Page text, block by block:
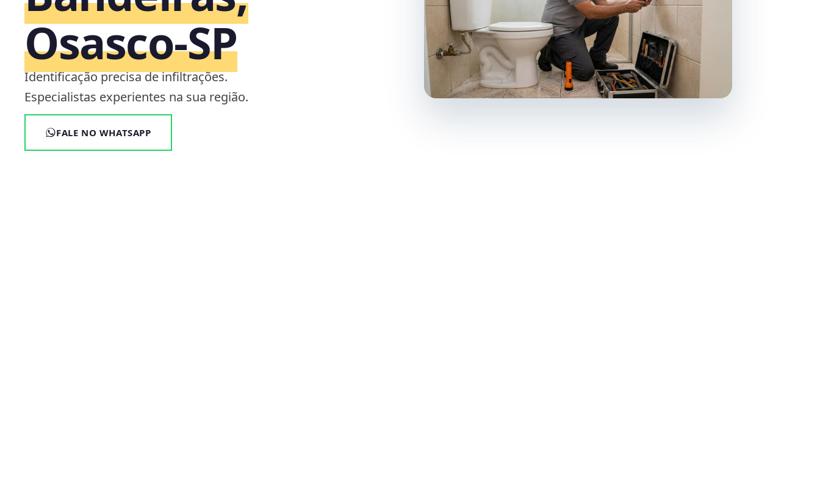
Osasco‑SP
Identificação precisa de infiltrações.
Especialistas experientes na sua região.
FALE NO WHATSAPP